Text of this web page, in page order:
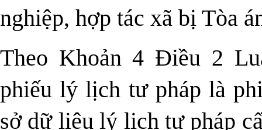
nghiệp, hợp tác xã bị Tòa
Theo Khoản 4 Điều 2
phiếu lý lịch tư pháp là
sở dữ liệu lý lịch tư pháp